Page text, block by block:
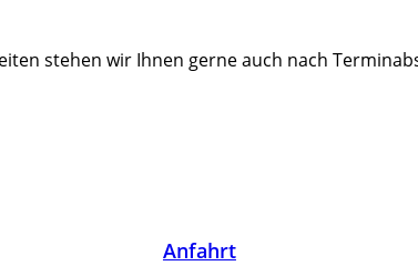
stehen wir Ihnen gerne auch nach
Anfahrt